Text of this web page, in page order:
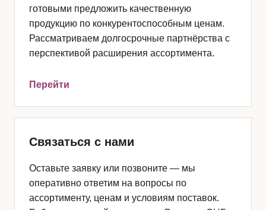
готовыми предложить качественную
продукцию по конкурентоспособным ценам.
Рассматриваем долгосрочные партнёрства с
перспективой расширения ассортимента.
Перейти
Связаться с нами
Оставьте заявку или позвоните — мы
оперативно ответим на вопросы по
ассортименту, ценам и условиям поставок.